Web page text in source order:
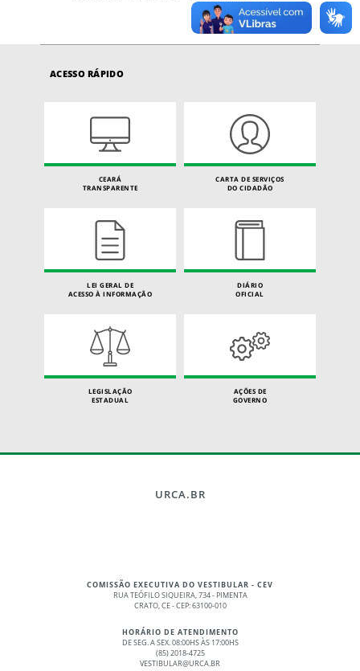
ACESSO RÁPIDO
CEARÁ
TRANSPARENTE
CARTA DE SERVIÇOS
DO CIDADÃO
LEI GERAL DE
ACESSO À INFORMAÇÃO
DIÁRIO
OFICIAL
LEGISLAÇÃO
ESTADUAL
AÇÕES DE
GOVERNO
URCA.BR
COMISSÃO EXECUTIVA DO VESTIBULAR - CEV
RUA TEÓFILO SIQUEIRA, 734 - PIMENTA
CRATO, CE - CEP: 63100-010
HORÁRIO DE ATENDIMENTO
DE SEG. A SEX. 08:00HS ÀS 17:00HS
(85) 2018-4725
VESTIBULAR@URCA.BR